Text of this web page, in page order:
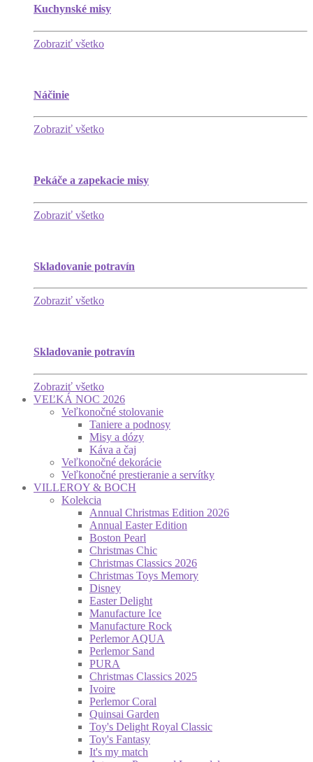
Kuchynské misy
Zobraziť všetko
Náčinie
Zobraziť všetko
Pekáče a zapekacie misy
Zobraziť všetko
Skladovanie potravín
Zobraziť všetko
Skladovanie potravín
Zobraziť všetko
VEĽKÁ NOC 2026
Veľkonočné stolovanie
Taniere a podnosy
Misy a dózy
Káva a čaj
Veľkonočné dekorácie
Veľkonočné prestieranie a servítky
VILLEROY & BOCH
Kolekcia
Annual Christmas Edition 2026
Annual Easter Edition
Boston Pearl
Christmas Chic
Christmas Classics 2026
Christmas Toys Memory
Disney
Easter Delight
Manufacture Ice
Manufacture Rock
Perlemor AQUA
Perlemor Sand
PURA
Christmas Classics 2025
Ivoire
Perlemor Coral
Quinsai Garden
Toy's Delight Royal Classic
Toy's Fantasy
It's my match